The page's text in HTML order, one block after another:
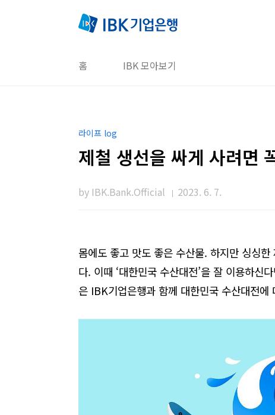
홈 IBK 모아보기
라이프 log
제철 생선을 싸게 사려면
by IBK.Bank.Official 2023. 6. 7.
몸에도 좋고 맛도 좋은 수산물. 하지만 싱싱한
다. 이때 ‘대한민국 수산대전’을 잘 이용하신
은 IBK기업은행과 함께 대한민국 수산대전에